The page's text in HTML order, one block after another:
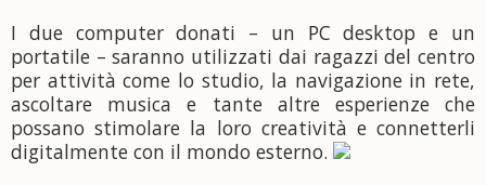
I due computer donati – un PC desktop e un
portatile – saranno utilizzati dai ragazzi del centro
per attività come lo studio, la navigazione in rete,
ascoltare musica e tante altre esperienze che
possano stimolare la loro creatività e connetterli
digitalmente con il mondo esterno.